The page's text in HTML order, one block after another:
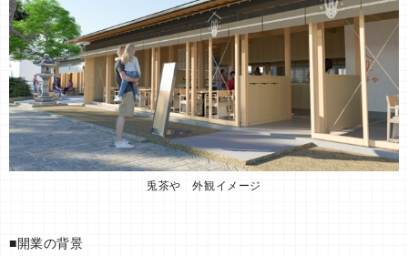
兎茶や 外観イメージ
■開業の背景